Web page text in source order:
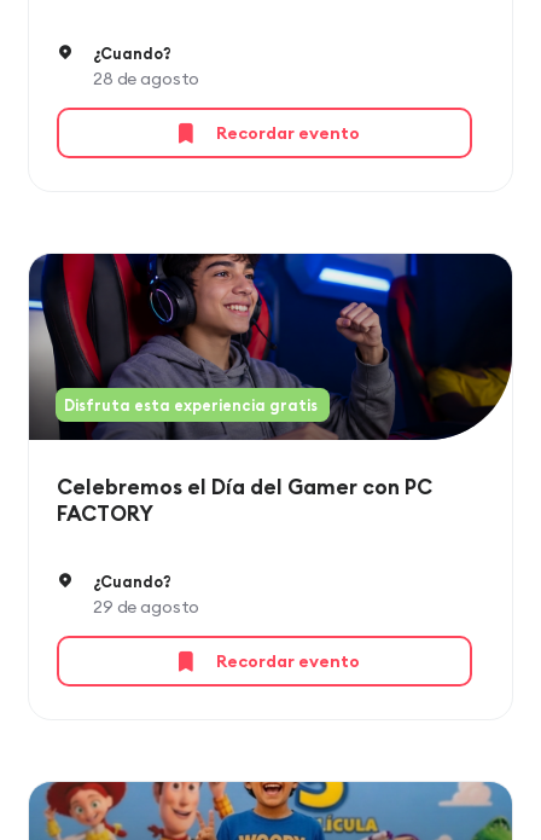
¿Cuando?
28 de agosto
Recordar evento
Disfruta esta experiencia gratis
Celebremos el Día del Gamer con PC
FACTORY
¿Cuando?
29 de agosto
Recordar evento